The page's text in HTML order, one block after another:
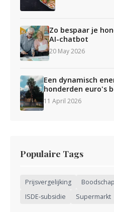
Zo bespaar je
AI-chatbot
20 May 2026
Een dynamisch
honderden euro's
11 April 2026
Populaire Tags
Prijsvergelijking
ISDE-subsidie
Supermarkt